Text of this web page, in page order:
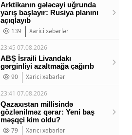
Arktikanın gələcəyi uğrunda
yarış başlayır: Rusiya planını
açıqlayıb
139
Xarici xəbərlər
23:45 07.08.2026
ABŞ İsraili Livandakı
gərginliyi azaltmağa çağırıb
90
Xarici xəbərlər
23:41 07.08.2026
Qazaxıstan millisində
gözlənilməz qərar: Yeni baş
məşqçi kim oldu?
79
Xarici xəbərlər